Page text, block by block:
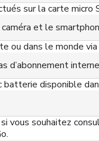
sur la carte micro
et le
ou dans le monde
d’abonnement
disponible
vous souhaitez